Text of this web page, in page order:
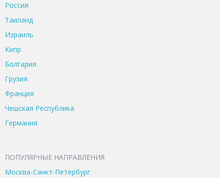
Россия
Таиланд
Израиль
Кипр
Болгария
Грузия
Франция
Чешская Республика
Германия
ПОПУЛЯРНЫЕ НАПРАВЛЕНИЯ
Москва-Санкт-Петербург